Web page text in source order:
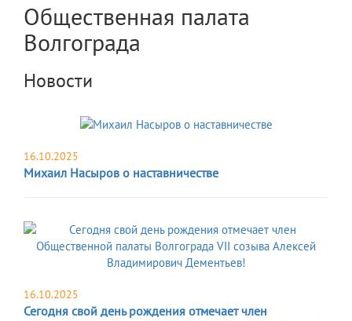
Общественная палата
Волгограда
Новости
16.10.2025
Михаил Насыров о наставничестве
16.10.2025
Сегодня свой день рождения отмечает член